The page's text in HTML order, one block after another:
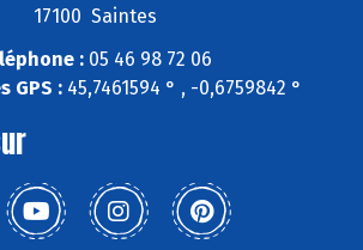
17100 Saintes
: 05 46 98 72 06
GPS : 45,7461594 ° , -0,6759842 °